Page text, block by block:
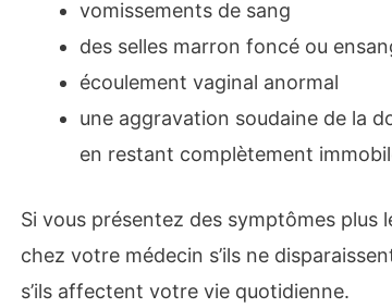
vomissements de sang
des selles marron foncé ou
écoulement vaginal anormal
une aggravation soudaine de la
en restant complètement
Si vous présentez des symptômes plus
chez votre médecin s’ils ne
s’ils affectent votre vie quotidienne.